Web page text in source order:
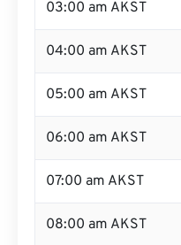
03:00 am AKST
04:00 am AKST
05:00 am AKST
06:00 am AKST
07:00 am AKST
08:00 am AKST